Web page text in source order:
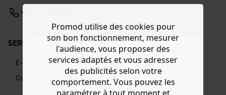
+33188000200
SERVICES DISPONIBLES
E-réservation Livraison web
Retours
Commande en magasin
Cartes cadeaux
Promod utilise des cookies pour
son bon fonctionnement, mesurer
l'audience, vous proposer des
services adaptés et vous adresser
des publicités selon votre
comportement. Vous pouvez les